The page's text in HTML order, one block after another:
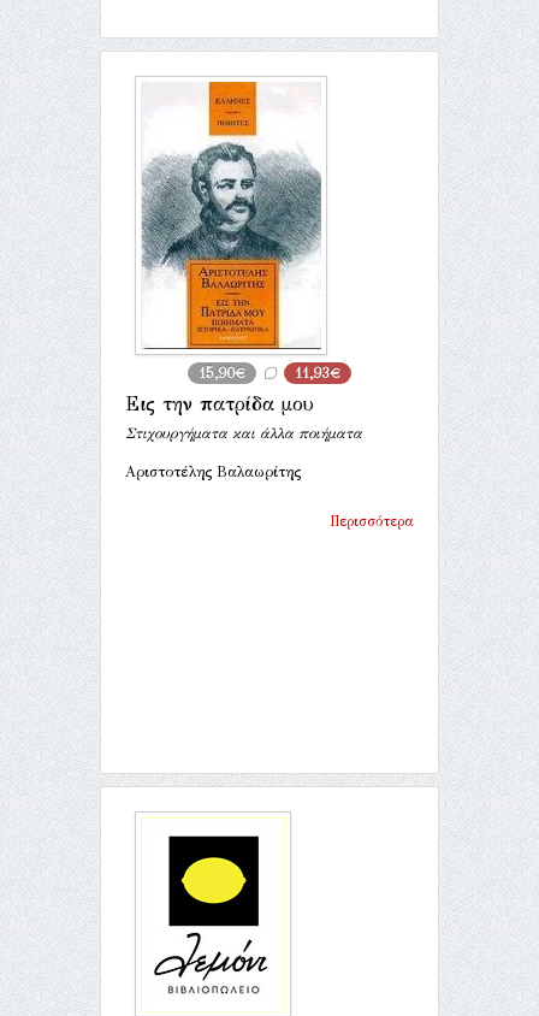
15,90€ 11,93€
Εις την πατρίδα μου
Στιχουργήματα και άλλα ποιήματα
Αριστοτέλης Βαλαωρίτης
Περισσότερα